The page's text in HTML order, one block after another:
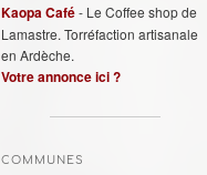
Kaopa Café- Le Coffee shop de
Lamastre. Torréfaction artisanale
en Ardèche.
Votre annonce ici ?
COMMUNES